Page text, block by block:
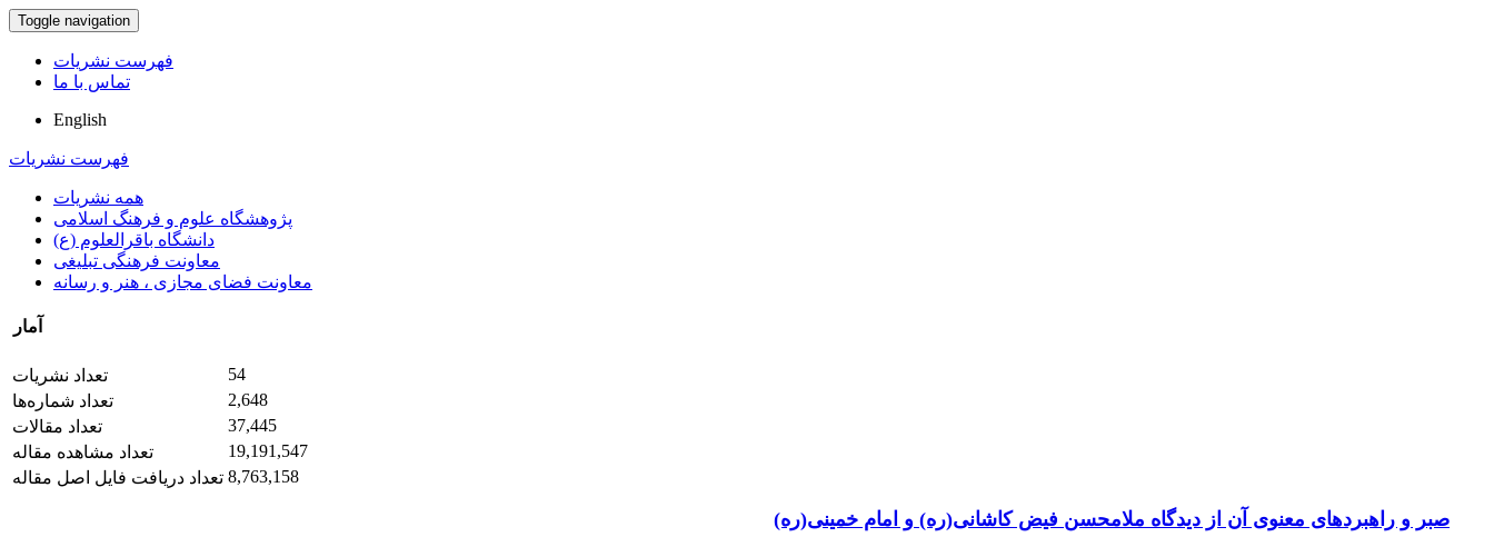
Toggle navigation
فهرست نشریات
تماس با ما
English
فهرست نشریات
همه نشریات
پژوهشگاه علوم و فرهنگ اسلامی
دانشگاه باقرالعلوم (ع)
معاونت فرهنگی تبلیغی
معاونت فضای مجازی ، هنر و رسانه
آمار
تعداد نشریات
54
تعداد شماره‌ها
2,648
تعداد مقالات
37,445
تعداد مشاهده مقاله
19,191,547
تعداد دریافت فایل اصل مقاله 8,763,158
صبر و راهبردهای معنوی آن از دیدگاه ملامحسن ‏فیض کاشانی(ره) و امام خمینی(ره)